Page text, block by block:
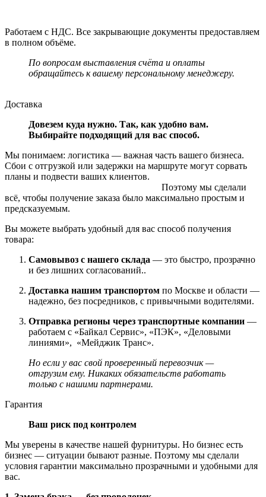
Работаем с НДС. Все закрывающие документы предоставляем
в полном объёме.
По вопросам выставления счёта и оплаты
обращайтесь к вашему персональному менеджеру.
Доставка
Довезем куда нужно. Так, как удобно вам.
Выбирайте подходящий для вас способ.
Мы понимаем: логистика — важная часть вашего бизнеса.
Сбои с отгрузкой или задержки на маршруте могут сорвать
планы и подвести ваших клиентов.
Поэтому мы сделали
всё, чтобы получение заказа было максимально простым и
предсказуемым.
Вы можете выбрать удобный для вас способ получения
товара:
Самовывоз с нашего склада — это быстро, прозрачно
и без лишних согласований..
Доставка нашим транспортом по Москве и области —
надежно, без посредников, с привычными водителями.
Отправка регионы через транспортные компании —
работаем с «Байкал Сервис», «ПЭК», «Деловыми
линиями», «Мейджик Транс».
Но если у вас свой проверенный перевозчик —
отгрузим ему. Никаких обязательств работать
только с нашими партнерами.
Гарантия
Ваш риск под контролем
Мы уверены в качестве нашей фурнитуры. Но бизнес есть
бизнес — ситуации бывают разные. Поэтому мы сделали
условия гарантии максимально прозрачными и удобными для
вас.